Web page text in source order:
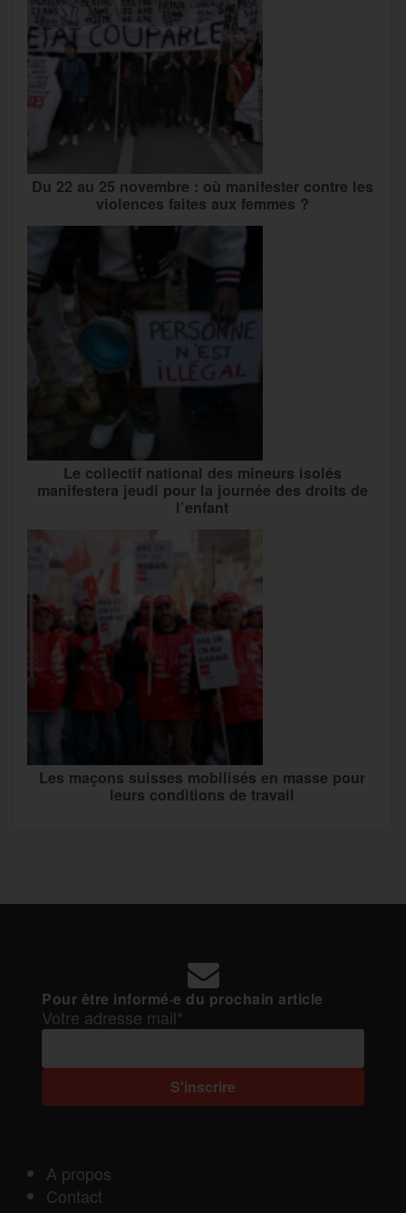
Du 22 au 25 novembre : où manifester contre les
violences faites aux femmes ?
Le collectif national des mineurs isolés
manifestera jeudi pour la journée des droits de
l’enfant
Les maçons suisses mobilisés en masse pour
leurs conditions de travail
Pour être informé·e du prochain article
Votre adresse mail*
A propos
Contact